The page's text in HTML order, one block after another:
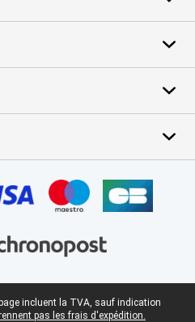
incluent la TVA, sauf indication
pas les frais d'expédition.